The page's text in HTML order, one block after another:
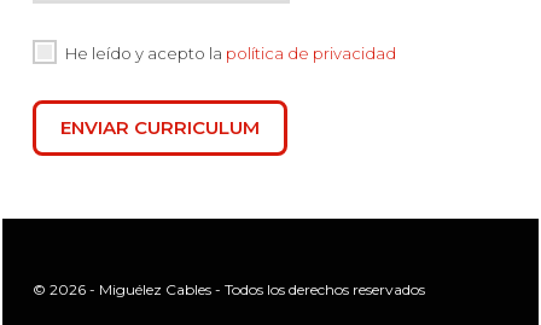
He leído y acepto la política de privacidad
ENVIAR CURRICULUM
© 2026 - Miguélez Cables - Todos los derechos reservados